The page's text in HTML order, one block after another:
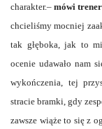
charakter.–mówi trener
chcieliśmy mocniej
tak głęboka, jak to
ocenie udawało nam
wykończenia, tej
stracie bramki, gdy
zawsze wiąże to się z